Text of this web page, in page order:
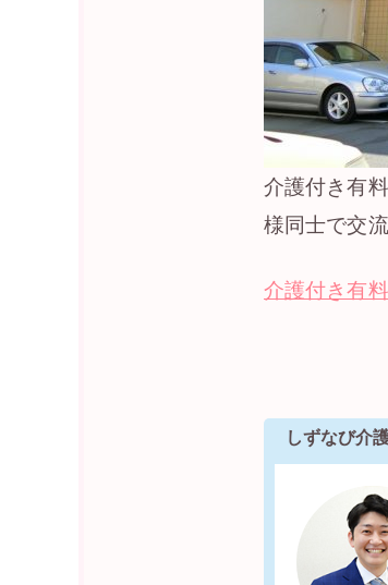
介護付き有
様同士で交
介護付き有
しずなび介